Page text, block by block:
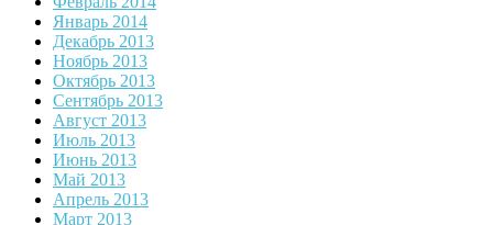
Январь 2014
Декабрь 2013
Ноябрь 2013
Октябрь 2013
Сентябрь 2013
Август 2013
Июль 2013
Июнь 2013
Май 2013
Апрель 2013
Март 2013